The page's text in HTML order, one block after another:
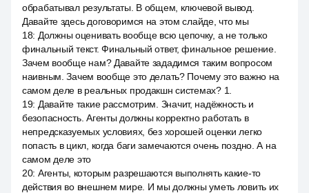
обрабатывал результаты. В общем, ключевой вывод.
Давайте здесь договоримся на этом слайде, что мы
18: Должны оценивать вообще всю цепочку, а не только
финальный текст. Финальный ответ, финальное решение.
Зачем вообще нам? Давайте зададимся таким вопросом
наивным. Зачем вообще это делать? Почему это важно на
самом деле в реальных продакшн системах? 1.
19: Давайте такие рассмотрим. Значит, надёжность и
безопасность. Агенты должны корректно работать в
непредсказуемых условиях, без хорошей оценки легко
попасть в цикл, когда баги замечаются очень поздно. А на
самом деле это
20: Агенты, которым разрешаются выполнять какие-то
действия во внешнем мире. И мы должны уметь ловить их